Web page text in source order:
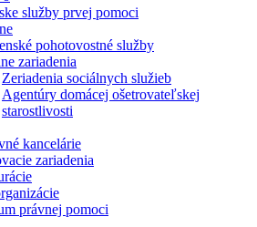
služby prvej pomoci
pohotovostné služby
zariadenia
Zeriadenia sociálnych služieb
Agentúry domácej ošetrovateľskej
starostlivosti
kancelárie
zariadenia
právnej pomoci